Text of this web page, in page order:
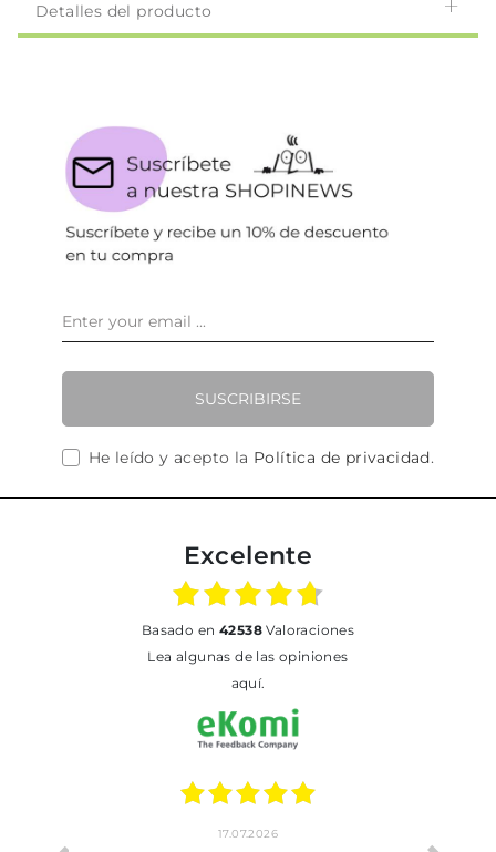
Detalles del producto
SUSCRIBIRSE
He leído y acepto la Política de privacidad.
Excelente
basado en 42538Valoraciones
Lea algunas de las opiniones
aquí.
17.07.2026